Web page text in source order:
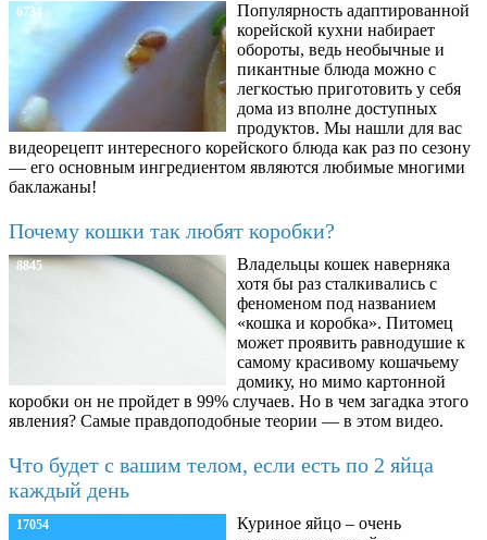
6734
Популярность адаптированной
корейской кухни набирает
обороты, ведь необычные и
пикантные блюда можно с
легкостью приготовить у себя
дома из вполне доступных
продуктов. Мы нашли для вас
видеорецепт интересного корейского блюда как раз по сезону
— его основным ингредиентом являются любимые многими
баклажаны!
Почему кошки так любят коробки?
8845
Владельцы кошек наверняка
хотя бы раз сталкивались с
феноменом под названием
«кошка и коробка». Питомец
может проявить равнодушие к
самому красивому кошачьему
домику, но мимо картонной
коробки он не пройдет в 99% случаев. Но в чем загадка этого
явления? Самые правдоподобные теории — в этом видео.
Что будет с вашим телом, если есть по 2 яйца
каждый день
17054
Куриное яйцо – очень